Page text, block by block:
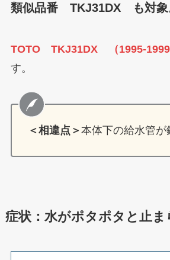
類似品番 TKJ31DX も対象
TOTO TKJ31DX （1995-1999
す。
＜相違点＞ 本体下の給水管が
症状：水がポタポタと止ま